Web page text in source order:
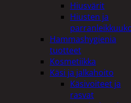
Hiusvärit
Hiusten ja
Hammashygienia
tuotteet
Kosmetiikka
Käsi ja jalkahoito
Käsivoiteet ja
rasvat